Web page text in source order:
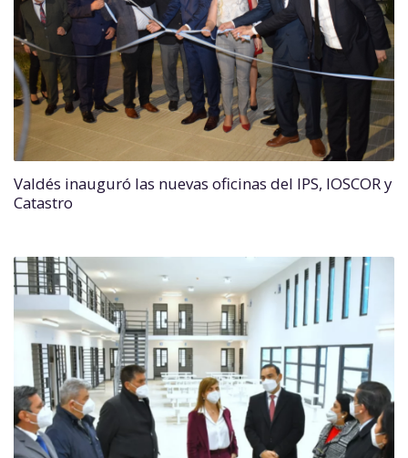
Valdés inauguró las nuevas oficinas del IPS, IOSCOR y
Catastro